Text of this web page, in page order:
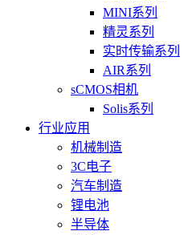
MINI系列
精灵系列
实时传输系列
AIR系列
sCMOS相机
Solis系列
行业应用
机械制造
3C电子
汽车制造
锂电池
半导体